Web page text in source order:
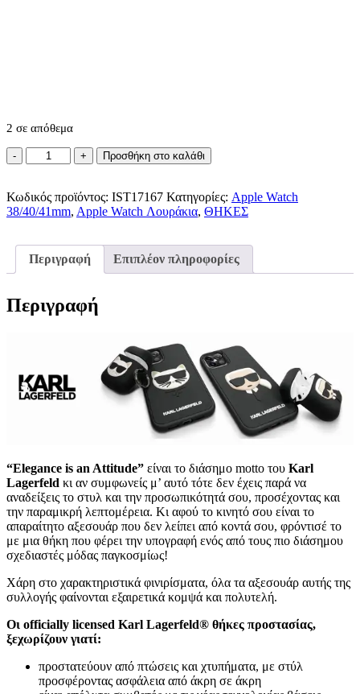
2 σε απόθεμα
Karl
Lagerfeld
Head”
Collection
Watch
38/40/41mm
Προσθήκη στο καλάθι
Κωδικός προϊόντος: IST17167 Κατηγορίες: Apple Watch
38/40/41mm, Apple Watch Λουράκια, ΘΗΚΕΣ
Περιγραφή Επιπλέον πληροφορίες
Περιγραφή
“Elegance is an Attitude” είναι το διάσημο motto του Karl
Lagerfeld κι αν συμφωνείς μ’ αυτό τότε δεν έχεις παρά να
αναδείξεις το στυλ και την προσωπικότητά σου, προσέχοντας και
την παραμικρή λεπτομέρεια. Κι αφού το κινητό σου είναι το
απαραίτητο αξεσουάρ που δεν λείπει από κοντά σου, φρόντισέ το
με μια θήκη που φέρει την υπογραφή ενός από τους πιο διάσημου
σχεδιαστές μόδας παγκοσμίως!
Χάρη στο χαρακτηριστικά φινιρίσματα, όλα τα αξεσουάρ αυτής της
συλλογής φαίνονται εξαιρετικά κομψά και πολυτελή.
Οι officially licensed Karl Lagerfeld® θήκες προστασίας,
ξεχωρίζουν γιατί:
προστατεύουν από πτώσεις και χτυπήματα, με στύλ
προσφέροντας ασφάλεια από άκρη σε άκρη